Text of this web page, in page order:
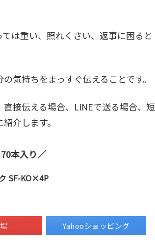
は重い、照れくさい、返事に困ると
気持ちをまっすぐ伝えることです。
接伝える場合、LINEで送る場合、短
介します。
本入り
SF-KO×4P
Yahooショッピング